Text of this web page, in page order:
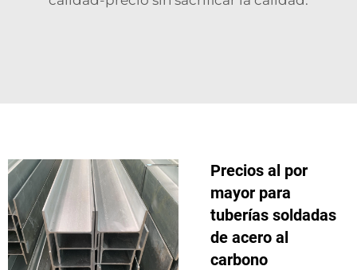
Precios al por
mayor para
tuberías soldadas
de acero al
carbono